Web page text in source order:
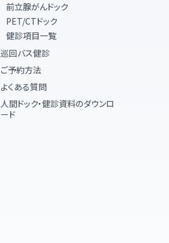
前立腺がんドック
PET/CTドック
健診項目一覧
巡回バス健診
ご予約方法
よくある質問
人間ドック・健診資料のダウンロ
ード